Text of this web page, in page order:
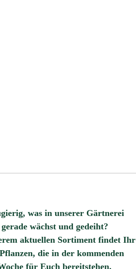
was in unserer Gärtnerei
gerade wächst und gedeiht?
aktuellen Sortiment findet Ihr
die in der kommenden
für Euch bereitstehen.